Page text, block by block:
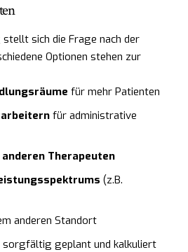
sich die Frage nach der
Optionen stehen zur
für mehr Patienten
für administrative
Therapeuten
(z.B.
anderen Standort
geplant und kalkuliert